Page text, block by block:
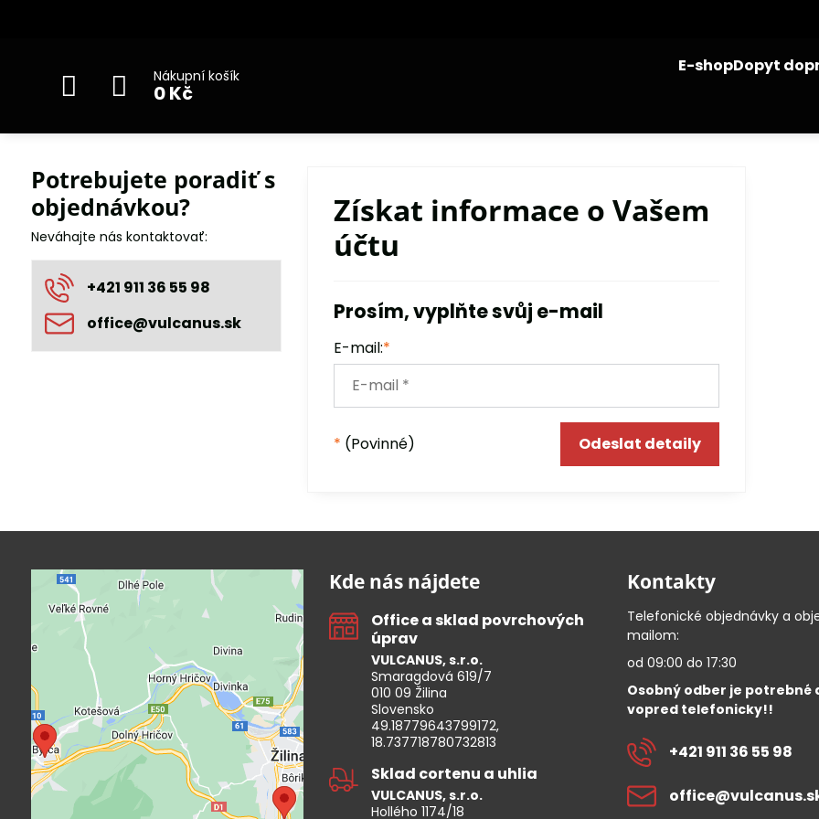
Nákupní košík
0 Kč
E-shopDopyt
Získat informace o Vašem
účtu
Prosím, vyplňte svůj e-mail
E-mail:*
* (Povinné) Odeslat detaily
Potrebujete poradiť s
objednávkou?
Neváhajte nás kontaktovať:
+421 911 36 55 98
office​@vulcanus​.sk
Externí obsah je blokován
Volbami soukromí
Přejete si načíst externí obsah?
Povolit a zapamatovat -
souhlas s druhem cookie:
Funkční
Kde nás nájdete
Office a sklad povrchových
úprav
VULCANUS, s.r.o.
Smaragdová 619/7
010 09 Žilina
Slovensko
49.18779643799172,
18.737718780732813
Sklad cortenu a uhlia
VULCANUS, s.r.o.
Hollého 1174/18
Kontakty
Telefonické objednávky a
mailom:
od 09:00 do 17:30
Osobný odber je potrebné
vopred telefonicky!!
+421 911 36 55 98